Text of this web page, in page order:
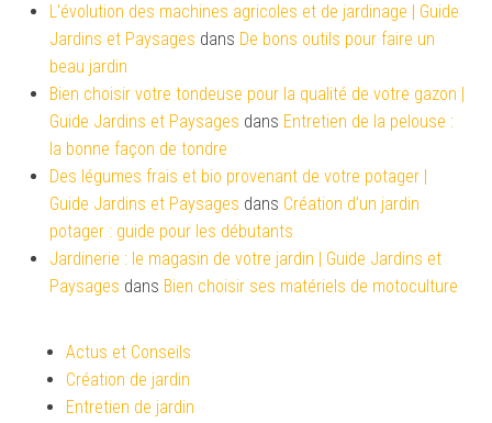
L'évolution des machines agricoles et de jardinage | Guide
Jardins et Paysages dans De bons outils pour faire un
beau jardin
Bien choisir votre tondeuse pour la qualité de votre gazon |
Guide Jardins et Paysages dans Entretien de la pelouse :
la bonne façon de tondre
Des légumes frais et bio provenant de votre potager |
Guide Jardins et Paysages dans Création d’un jardin
potager : guide pour les débutants
Jardinerie : le magasin de votre jardin | Guide Jardins et
Paysages dans Bien choisir ses matériels de motoculture
Actus et Conseils
Création de jardin
Entretien de jardin